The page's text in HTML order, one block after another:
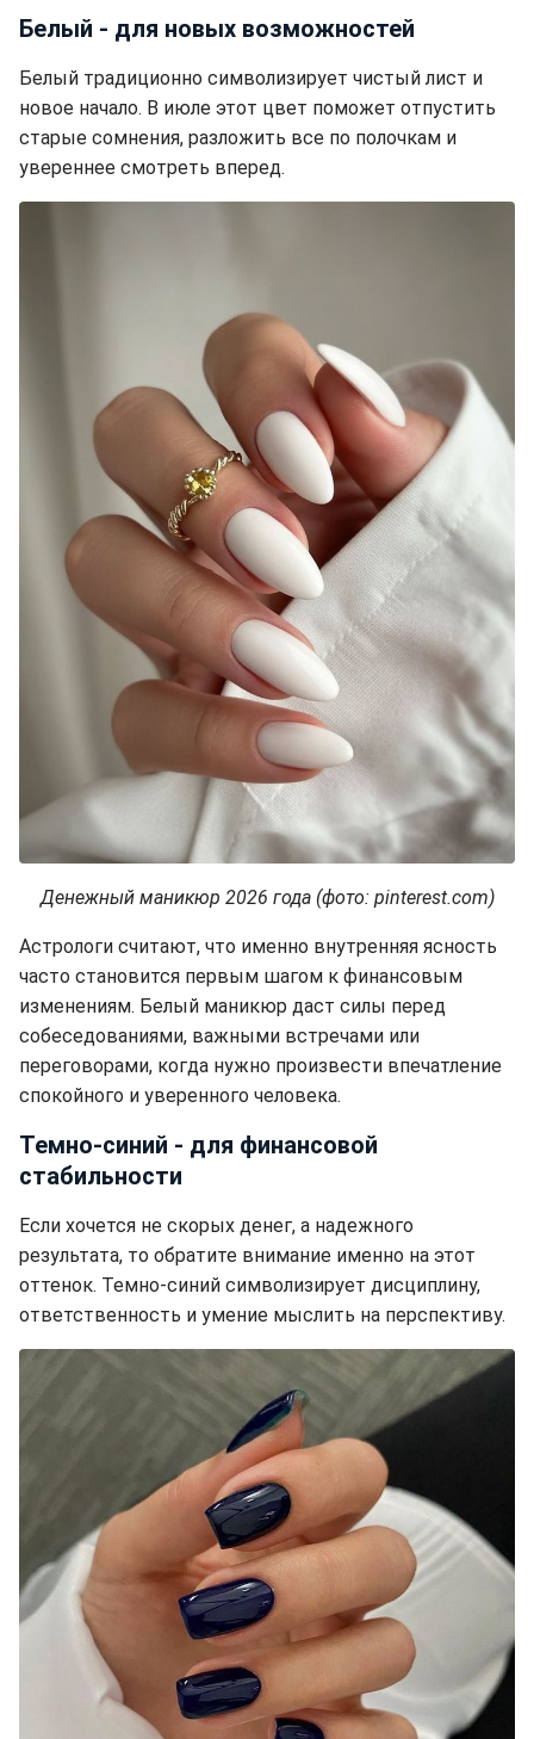
Белый - для новых возможностей
Белый традиционно символизирует чистый лист и
новое начало. В июле этот цвет поможет отпустить
старые сомнения, разложить все по полочкам и
увереннее смотреть вперед.
Денежный маникюр 2026 года (фото: pinterest.com)
Астрологи считают, что именно внутренняя ясность
часто становится первым шагом к финансовым
изменениям. Белый маникюр даст силы перед
собеседованиями, важными встречами или
переговорами, когда нужно произвести впечатление
спокойного и уверенного человека.
Темно-синий - для финансовой
стабильности
Если хочется не скорых денег, а надежного
результата, то обратите внимание именно на этот
оттенок. Темно-синий символизирует дисциплину,
ответственность и умение мыслить на перспективу.